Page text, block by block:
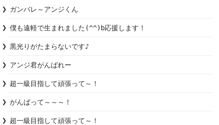
ガンバレ～アンジくん
僕も遠軽で生まれました(^^)b応援します！
黒光りがたまらないです♪
アンジ君がんばれー
超一級目指して頑張って～！
がんばって～～～！
超一級目指して頑張って～！